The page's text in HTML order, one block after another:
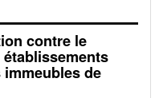
contre le
de